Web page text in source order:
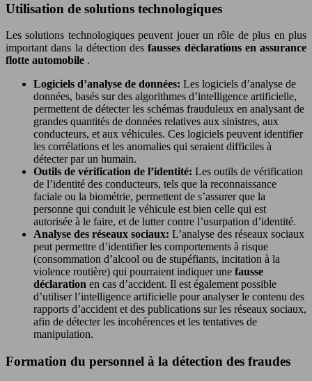
Utilisation de solutions technologiques
Les solutions technologiques peuvent jouer un rôle de plus en plus
important dans la détection desfausses déclarations en assurance
flotte automobile .
Logiciels d’analyse de données: Les logiciels d’analyse de
données, basés sur des algorithmes d’intelligence artificielle,
permettent de détecter les schémas frauduleux en analysant de
grandes quantités de données relatives aux sinistres, aux
conducteurs, et aux véhicules. Ces logiciels peuvent identifier
les corrélations et les anomalies qui seraient difficiles à
détecter par un humain.
Outils de vérification de l’identité: Les outils de vérification
de l’identité des conducteurs, tels que la reconnaissance
faciale ou la biométrie, permettent de s’assurer que la
personne qui conduit le véhicule est bien celle qui est
autorisée à le faire, et de lutter contre l’usurpation d’identité.
Analyse des réseaux sociaux: L’analyse des réseaux sociaux
peut permettre d’identifier les comportements à risque
(consommation d’alcool ou de stupéfiants, incitation à la
violence routière) qui pourraient indiquer une fausse
déclaration en cas d’accident. Il est également possible
d’utiliser l’intelligence artificielle pour analyser le contenu des
rapports d’accident et des publications sur les réseaux sociaux,
afin de détecter les incohérences et les tentatives de
manipulation.
Formation du personnel à la détection des fraudes